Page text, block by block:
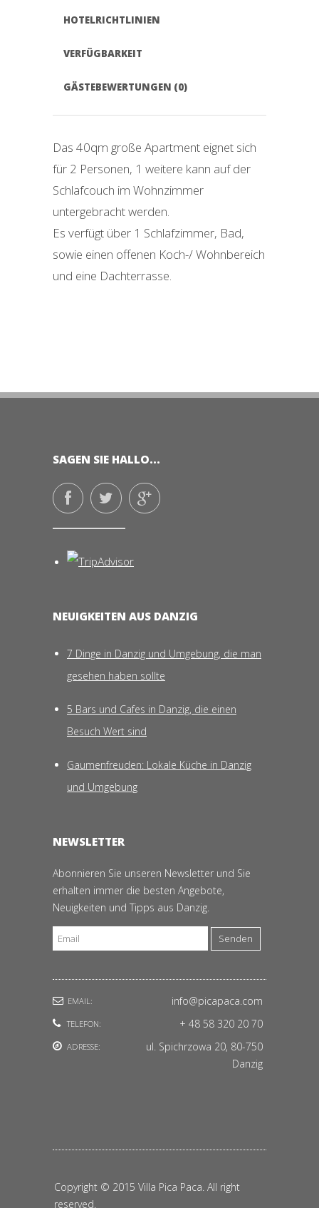
HOTELRICHTLINIEN
VERFÜGBARKEIT
GÄSTEBEWERTUNGEN (0)
Das 40qm große Apartment eignet sich
für 2 Personen, 1 weitere kann auf der
Schlafcouch im Wohnzimmer
untergebracht werden.
Es verfügt über 1 Schlafzimmer, Bad,
sowie einen offenen Koch-/ Wohnbereich
und eine Dachterrasse.
SAGEN SIE HALLO...
NEUIGKEITEN AUS DANZIG
7 Dinge in Danzig und Umgebung, die man
gesehen haben sollte
5 Bars und Cafes in Danzig, die einen
Besuch Wert sind
Gaumenfreuden: Lokale Küche in Danzig
und Umgebung
NEWSLETTER
Abonnieren Sie unseren Newsletter und Sie
erhalten immer die besten Angebote,
Neuigkeiten und Tipps aus Danzig.
Senden
EMAIL: info@picapaca.com
TELEFON: + 48 58 320 20 70
ADRESSE:
ul. Spichrzowa 20, 80-750
Danzig
Copyright © 2015 Villa Pica Paca. All right
reserved.